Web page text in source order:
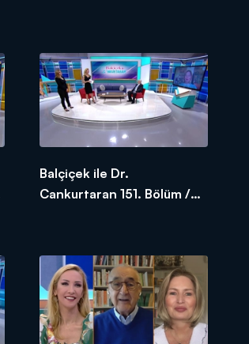
Balçiçek ile Dr.
Cankurtaran 151. Bölüm /